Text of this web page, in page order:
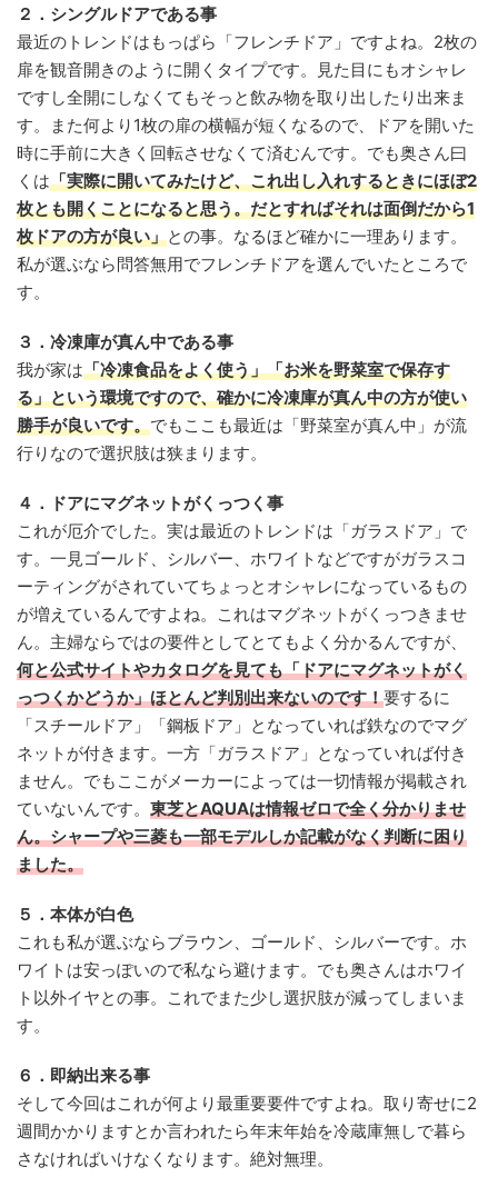
２．シングルドアである事
最近のトレンドはもっぱら「フレンチドア」ですよね。2枚の
扉を観音開きのように開くタイプです。見た目にもオシャレ
ですし全開にしなくてもそっと飲み物を取り出したり出来ま
す。また何より1枚の扉の横幅が短くなるので、ドアを開いた
時に手前に大きく回転させなくて済むんです。でも奥さん曰
くは「実際に開いてみたけど、これ出し入れするときにほぼ2
枚とも開くことになると思う。だとすればそれは面倒だから1
枚ドアの方が良い」との事。なるほど確かに一理あります。
私が選ぶなら問答無用でフレンチドアを選んでいたところで
す。
３．冷凍庫が真ん中である事
我が家は「冷凍食品をよく使う」「お米を野菜室で保存す
る」という環境ですので、確かに冷凍庫が真ん中の方が使い
勝手が良いです。でもここも最近は「野菜室が真ん中」が流
行りなので選択肢は狭まります。
４．ドアにマグネットがくっつく事
これが厄介でした。実は最近のトレンドは「ガラスドア」で
す。一見ゴールド、シルバー、ホワイトなどですがガラスコ
ーティングがされていてちょっとオシャレになっているもの
が増えているんですよね。これはマグネットがくっつきませ
ん。主婦ならではの要件としてとてもよく分かるんですが、
何と公式サイトやカタログを見ても「ドアにマグネットがく
っつくかどうか」ほとんど判別出来ないのです！要するに
「スチールドア」「鋼板ドア」となっていれば鉄なのでマグ
ネットが付きます。一方「ガラスドア」となっていれば付き
ません。でもここがメーカーによっては一切情報が掲載され
ていないんです。 東芝とAQUAは情報ゼロで全く分かりませ
ん。シャープや三菱も一部モデルしか記載がなく判断に困り
ました。
５．本体が白色
これも私が選ぶならブラウン、ゴールド、シルバーです。ホ
ワイトは安っぽいので私なら避けます。でも奥さんはホワイ
ト以外イヤとの事。これでまた少し選択肢が減ってしまいま
す。
６．即納出来る事
そして今回はこれが何より最重要要件ですよね。取り寄せに2
週間かかりますとか言われたら年末年始を冷蔵庫無しで暮ら
さなければいけなくなります。絶対無理。